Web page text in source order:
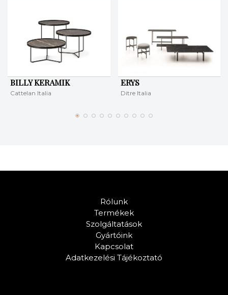
BILLY KERAMIK
Cattelan Italia
ERYS
Ditre Italia
Rólunk
Termékek
Szolgáltatások
Gyártóink
Kapcsolat
Adatkezelési Tájékoztató